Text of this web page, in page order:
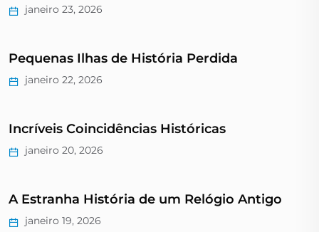
janeiro 23, 2026
Pequenas Ilhas de História Perdida
janeiro 22, 2026
Incríveis Coincidências Históricas
janeiro 20, 2026
A Estranha História de um Relógio Antigo
janeiro 19, 2026